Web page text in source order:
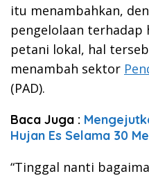
itu menambahkan,
pengelolaan
petani lokal, hal
menambah sektor
(PAD).
Baca Juga :
Hujan Es Selama 30
“Tinggal nanti